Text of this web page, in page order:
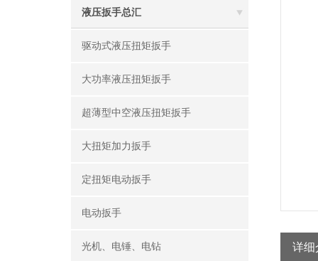
液压扳手总汇
驱动式液压扭矩扳手
大功率液压扭矩扳手
超薄型中空液压扭矩扳手
大扭矩加力扳手
定扭矩电动扳手
电动扳手
光机、电锤、电钻 详细